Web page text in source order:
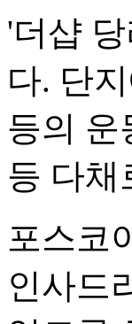
'더샵
다. 단
등의 운
등 다채
포스코
인사드